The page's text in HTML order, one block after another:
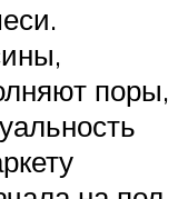
поры,